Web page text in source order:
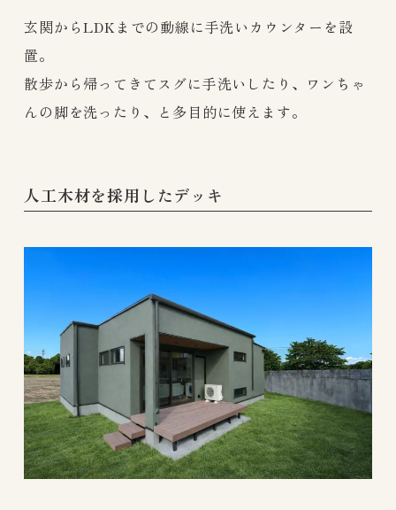
玄関からLDKまでの動線に手洗いカウンターを設
置。
散歩から帰ってきてスグに手洗いしたり、ワンちゃ
んの脚を洗ったり、と多目的に使えます。
人工木材を採用したデッキ